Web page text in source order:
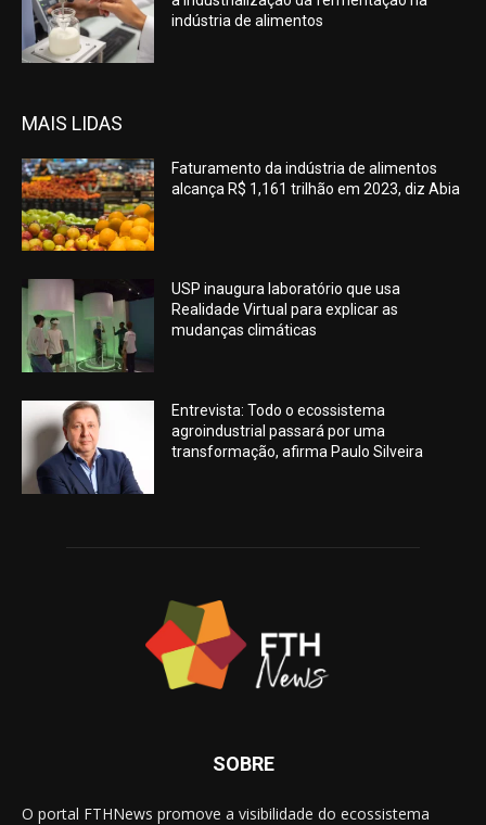
indústria de alimentos
MAIS LIDAS
Faturamento da indústria de alimentos
alcança R$ 1,161 trilhão em 2023, diz Abia
USP inaugura laboratório que usa
Realidade Virtual para explicar as
mudanças climáticas
Entrevista: Todo o ecossistema
agroindustrial passará por uma
transformação, afirma Paulo Silveira
SOBRE
O portal FTHNews promove a visibilidade do ecossistema